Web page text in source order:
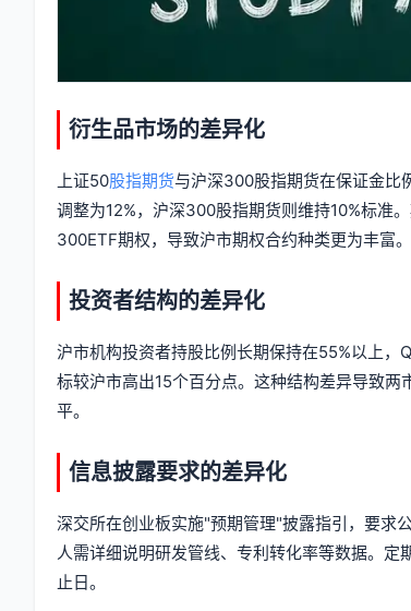
衍生品市场的差异化
上证50股指期货与沪深300股指期货在保证金比
调整为12%，沪深300股指期货则维持10%标准
300ETF期权，导致沪市期权合约种类更为丰富。
投资者结构的差异化
沪市机构投资者持股比例长期保持在55%以上
标较沪市高出15个百分点。这种结构差异导致
平。
信息披露要求的差异化
深交所在创业板实施"预期管理"披露指引，要求
人需详细说明研发管线、专利转化率等数据。
止日。